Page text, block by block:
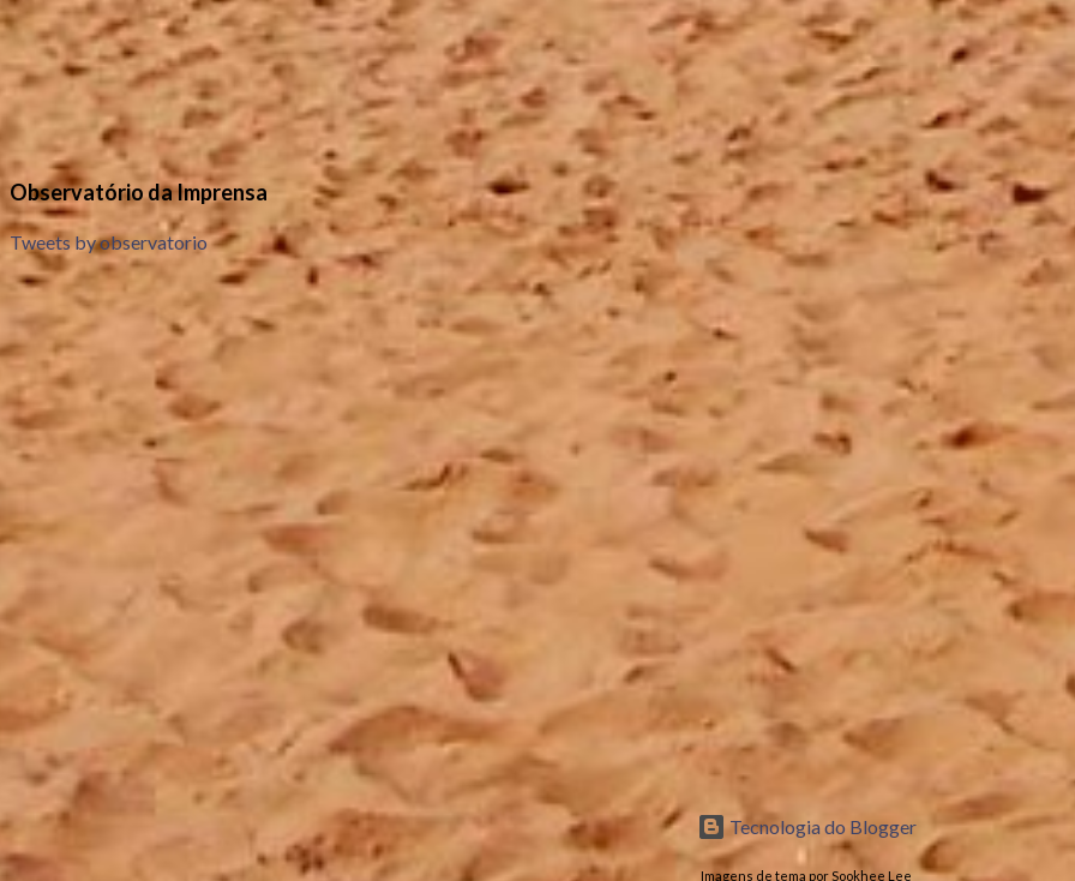
Observatório da Imprensa
Tweets by observatorio
Tecnologia do Blogger
Imagens de tema por Sookhee Lee